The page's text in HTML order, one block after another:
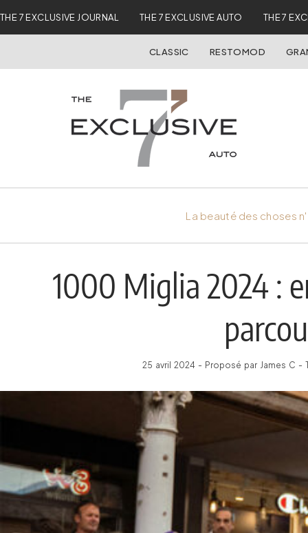
THE 7 EXCLUSIVE JOURNAL THE 7 EXCLUSIVE AUTO THE 7
CLASSIC RESTOMOD
La beauté des choses
1000 Miglia 2024 :
25 avril 2024 - Proposé par James C -